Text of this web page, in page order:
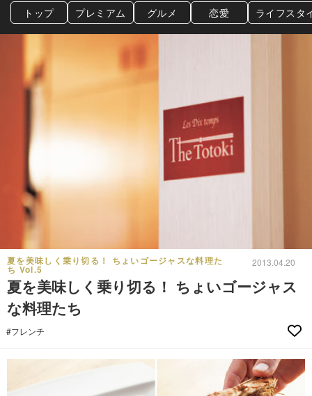
トップ プレミアム グルメ 恋愛 ライフスタ
夏を美味しく乗り切る！ ちょいゴージャスな料理た
ち Vol.5
2013.04.20
夏を美味しく乗り切る！ ちょいゴージャス
な料理たち
#フレンチ